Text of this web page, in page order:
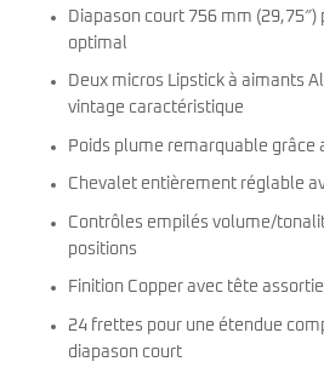
Diapason court 756 mm (29,75″)
optimal
Deux micros Lipstick à aimants
vintage caractéristique
Poids plume remarquable grâce
Chevalet entièrement réglable
Contrôles empilés volume/
positions
Finition Copper avec tête assortie
24 frettes pour une étendue
diapason court